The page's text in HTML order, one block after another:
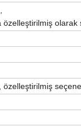
özelleştirilmiş olarak
özelleştirilmiş